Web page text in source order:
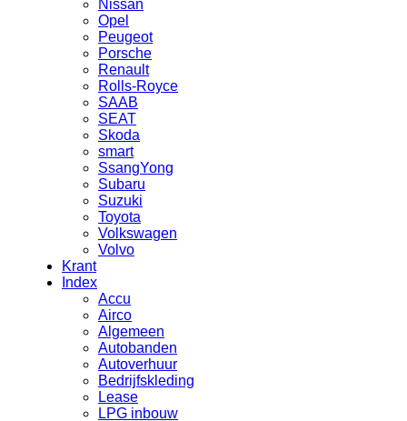
Nissan
Opel
Peugeot
Porsche
Renault
Rolls-Royce
SAAB
SEAT
Skoda
smart
SsangYong
Subaru
Suzuki
Toyota
Volkswagen
Volvo
Krant
Index
Accu
Airco
Algemeen
Autobanden
Autoverhuur
Bedrijfskleding
Lease
LPG inbouw